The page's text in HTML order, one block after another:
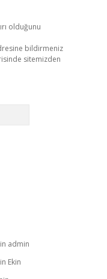
olduğunu
bildirmeniz
sitemizden
admin
Ekin